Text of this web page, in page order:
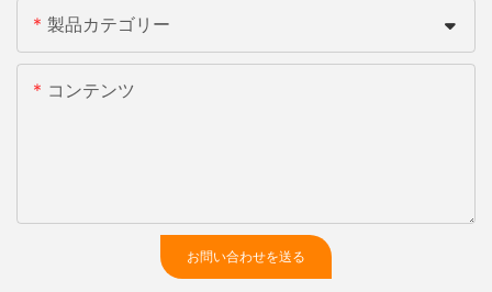
製品カテゴリー
コンテンツ
お問い合わせを送る